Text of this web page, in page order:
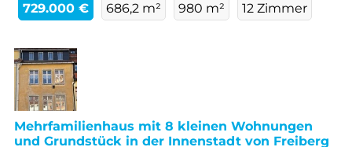
729.000 € 686,2 m² 980 m² 12 Zimmer
Mehrfamilienhaus mit 8 kleinen Wohnungen
und Grundstück in der Innenstadt von Freiberg